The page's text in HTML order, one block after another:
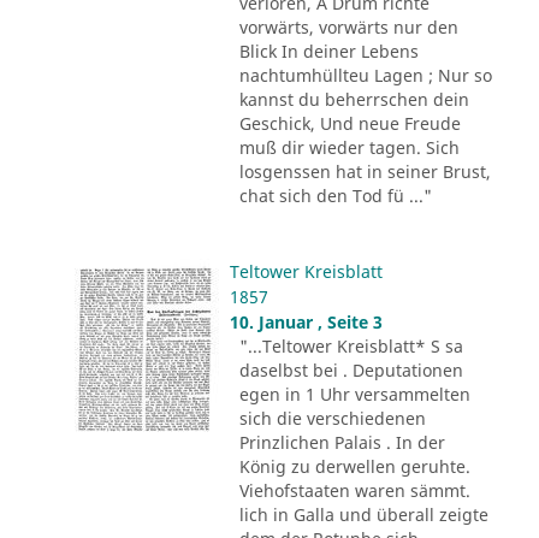
vorwärts, vorwärts nur den
Blick In deiner Lebens
nachtumhüllteu Lagen ; Nur so
kannst du beherrschen dein
Geschick, Und neue Freude
muß dir wieder tagen. Sich
losgenssen hat in seiner Brust,
chat sich den Tod fü ..."
Teltower Kreisblatt
1857
10. Januar , Seite 3
"...Teltower Kreisblatt* S sa
daselbst bei . Deputationen
egen in 1 Uhr versammelten
sich die verschiedenen
Prinzlichen Palais . In der
König zu derwellen geruhte.
Viehofstaaten waren sämmt.
lich in Galla und überall zeigte